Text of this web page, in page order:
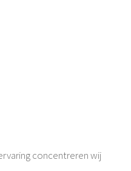
concentreren wij